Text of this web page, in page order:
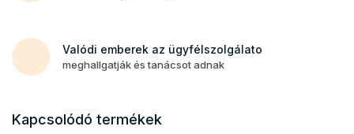
Valódi emberek az ügyfélszolgálato
meghallgatják és tanácsot adnak
Kapcsolódó termékek